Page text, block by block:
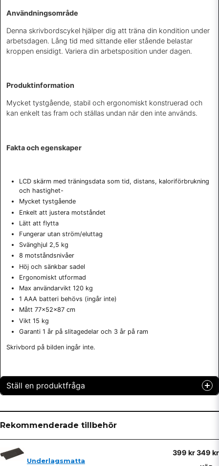
Användningsområde
Denna skrivbordscykel hjälper dig att träna din kondition under
arbetsdagen. Lång tid med sittande eller stående belastar
kroppen ensidigt. Variera din arbetsposition under dagen.
Produktinformation
Mycket tystgående, stabil och ergonomiskt konstruerad och
kan enkelt tas fram och ställas undan när den inte används.
Fakta och egenskaper
LCD skärm med träningsdata som tid, distans, kaloriförbrukning
och hastighet-
Mycket tystgående
Enkelt att justera motståndet
Lätt att flytta
Fungerar utan ström/eluttag
Svänghjul 2,5 kg
8 motståndsnivåer
Höj och sänkbar sadel
Ergonomiskt utformad
Max användarvikt 120 kg
1 AAA batteri behövs (ingår inte)
Mått 77x52x87 cm
Vikt 15 kg
Garanti 1 år på slitagedelar och 3 år på ram
Skrivbord på bilden ingår inte.
Ställ en produktfråga
Fråga oss något om denna produkten...
nameNamn
Rekommenderade tillbehör
Underlagsmatta
399 kr349 kr